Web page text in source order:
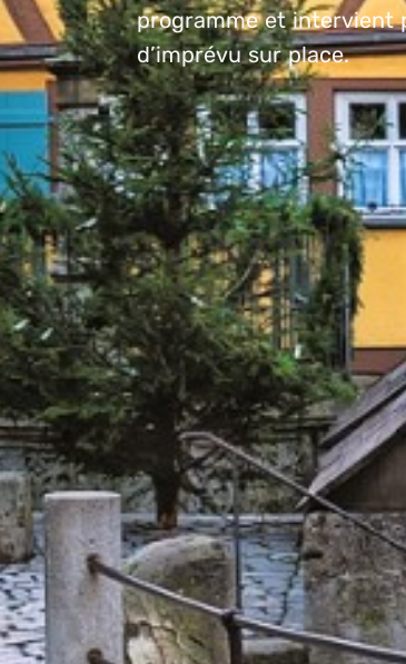
programme et intervient
d’imprévu sur place.